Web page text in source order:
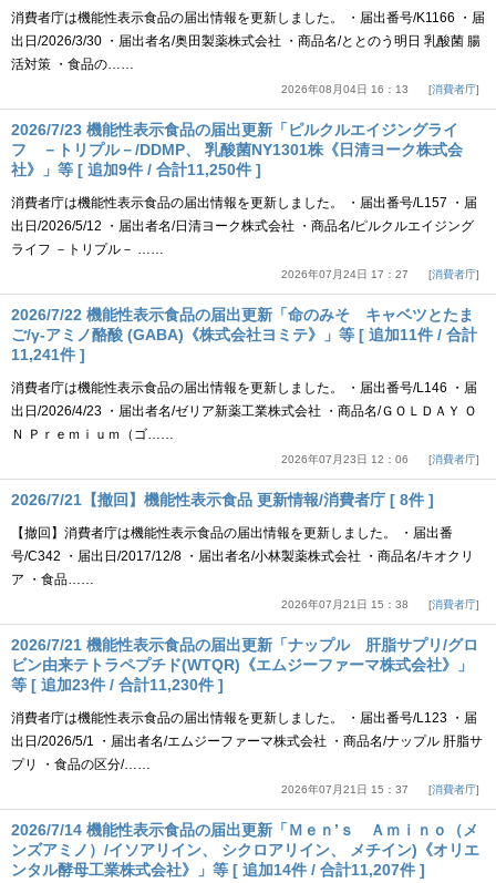
消費者庁は機能性表示食品の届出情報を更新しました。 ・届出番号/K1166 ・届
出日/2026/3/30 ・届出者名/奥田製薬株式会社 ・商品名/ととのう明日 乳酸菌 腸
活対策 ・食品の……
2026年08月04日 16：13 消費者庁
2026/7/23 機能性表示食品の届出更新「ピルクルエイジングライ
フ －トリプル－/DDMP、 乳酸菌NY1301株《日清ヨーク株式会
社》」等 [ 追加9件 / 合計11,250件 ]
消費者庁は機能性表示食品の届出情報を更新しました。 ・届出番号/L157 ・届
出日/2026/5/12 ・届出者名/日清ヨーク株式会社 ・商品名/ピルクルエイジング
ライフ －トリプル－ ……
2026年07月24日 17：27 消費者庁
2026/7/22 機能性表示食品の届出更新「命のみそ キャベツとたま
ご/γ-アミノ酪酸 (GABA)《株式会社ヨミテ》」等 [ 追加11件 / 合計
11,241件 ]
消費者庁は機能性表示食品の届出情報を更新しました。 ・届出番号/L146 ・届
出日/2026/4/23 ・届出者名/ゼリア新薬工業株式会社 ・商品名/ＧＯＬＤＡＹ Ｏ
Ｎ Ｐｒｅｍｉｕｍ（ゴ……
2026年07月23日 12：06 消費者庁
2026/7/21【撤回】機能性表示食品 更新情報/消費者庁 [ 8件 ]
【撤回】消費者庁は機能性表示食品の届出情報を更新しました。 ・届出番
号/C342 ・届出日/2017/12/8 ・届出者名/小林製薬株式会社 ・商品名/キオクリ
ア ・食品……
2026年07月21日 15：38 消費者庁
2026/7/21 機能性表示食品の届出更新「ナップル 肝脂サプリ/グロ
ビン由来テトラペプチド(WTQR)《エムジーファーマ株式会社》」
等 [ 追加23件 / 合計11,230件 ]
消費者庁は機能性表示食品の届出情報を更新しました。 ・届出番号/L123 ・届
出日/2026/5/1 ・届出者名/エムジーファーマ株式会社 ・商品名/ナップル 肝脂サ
プリ ・食品の区分/……
2026年07月21日 15：37 消費者庁
2026/7/14 機能性表示食品の届出更新「Ｍｅｎ’ｓ Ａｍｉｎｏ（メ
ンズアミノ）/イソアリイン、 シクロアリイン、 メチイン)《オリエ
ンタル酵母工業株式会社》」等 [ 追加14件 / 合計11,207件 ]